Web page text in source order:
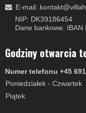
E-mail:
NIP: DK39186454
Dane bankowe: IBAN
Godziny otwarcia
Numer telefonu +45
Poniedziałek - Czwartek
Piątek